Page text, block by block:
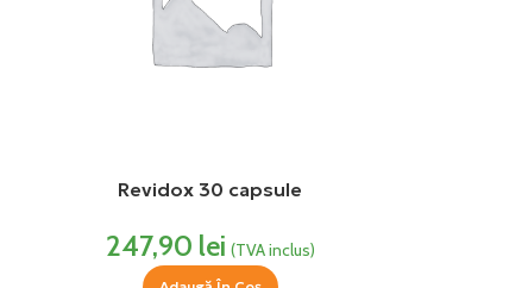
Revidox 30 capsule
247,90 lei (TVA inclus)